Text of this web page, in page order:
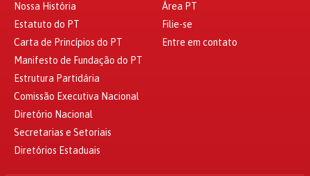
Nossa História
Estatuto do PT
Carta de Princípios do PT
Manifesto de Fundação do PT
Estrutura Partidária
Comissão Executiva Nacional
Diretório Nacional
Secretarias e Setoriais
Diretórios Estaduais
Área PT
Filie-se
Entre em contato